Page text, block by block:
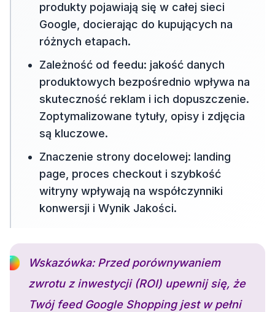
produkty pojawiają się w całej sieci
Google, docierając do kupujących na
różnych etapach.
Zależność od feedu: jakość danych
produktowych bezpośrednio wpływa na
skuteczność reklam i ich dopuszczenie.
Zoptymalizowane tytuły, opisy i zdjęcia
są kluczowe.
Znaczenie strony docelowej: landing
page, proces checkout i szybkość
witryny wpływają na współczynniki
konwersji i Wynik Jakości.
Wskazówka: Przed porównywaniem
zwrotu z inwestycji (ROI) upewnij się, że
Twój feed Google Shopping jest w pełni